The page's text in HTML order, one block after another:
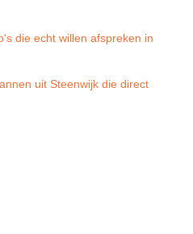
die echt willen afspreken in
uit Steenwijk die direct